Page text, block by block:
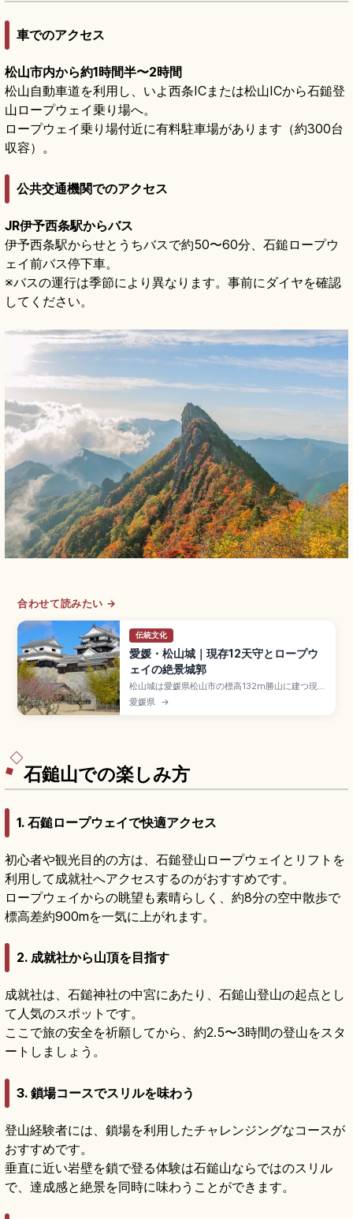
車でのアクセス
松山市内から約1時間半〜2時間
松山自動車道を利用し、いよ西条ICまたは松山ICから石鎚登
山ロープウェイ乗り場へ。
ロープウェイ乗り場付近に有料駐車場があります（約300台
収容）。
公共交通機関でのアクセス
JR伊予西条駅からバス
伊予西条駅からせとうちバスで約50〜60分、石鎚ロープウ
ェイ前バス停下車。
※バスの運行は季節により異なります。事前にダイヤを確認
してください。
合わせて読みたい →
伝統文化
愛媛・松山城｜現存12天守とロープウ
ェイの絶景城郭
松山城は愛媛県松山市の標高132m勝山に建つ現存
12天守のひとつで、慶長7年(1602年)加藤嘉明が
築城開始した連立式天守の名城スポット。安政元
愛媛県 →
石鎚山での楽しみ方
1. 石鎚ロープウェイで快適アクセス
初心者や観光目的の方は、石鎚登山ロープウェイとリフトを
利用して成就社へアクセスするのがおすすめです。
ロープウェイからの眺望も素晴らしく、約8分の空中散歩で
標高差約900mを一気に上がれます。
2. 成就社から山頂を目指す
成就社は、石鎚神社の中宮にあたり、石鎚山登山の起点とし
て人気のスポットです。
ここで旅の安全を祈願してから、約2.5〜3時間の登山をスタ
ートしましょう。
3. 鎖場コースでスリルを味わう
登山経験者には、鎖場を利用したチャレンジングなコースが
おすすめです。
垂直に近い岩壁を鎖で登る体験は石鎚山ならではのスリル
で、達成感と絶景を同時に味わうことができます。